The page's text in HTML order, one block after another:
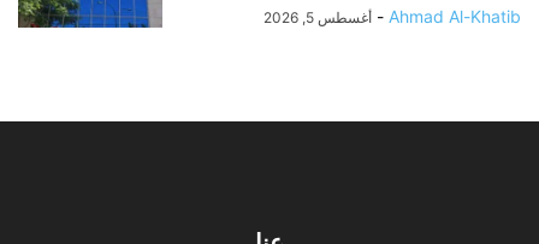
Ahmad Al-Khatib
- أغسطس 5, 2026